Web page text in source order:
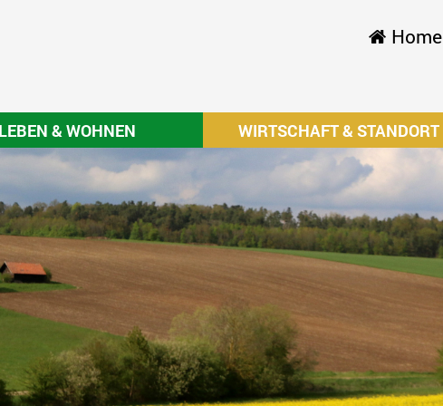
Home
LEBEN & WOHNEN WIRTSCHAFT & STANDORT